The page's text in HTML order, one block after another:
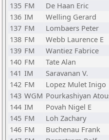
135 FM De Haan Eric
136 IM Welling Gerard
137 FM Lombaers Peter
138 FM Webb Laurence E
139 FM Wantiez Fabrice
140 FM Tate Alan
141 IM Saravanan V.
142 FM Lopez Mulet Inigo
143 WGM Pourkashiyan
144 IM Povah Nigel E
145 FM Loh Zachary
146 FM Buchenau Frank